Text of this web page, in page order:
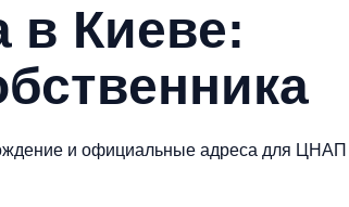
в Киеве:
и официальные адреса для ЦНАП